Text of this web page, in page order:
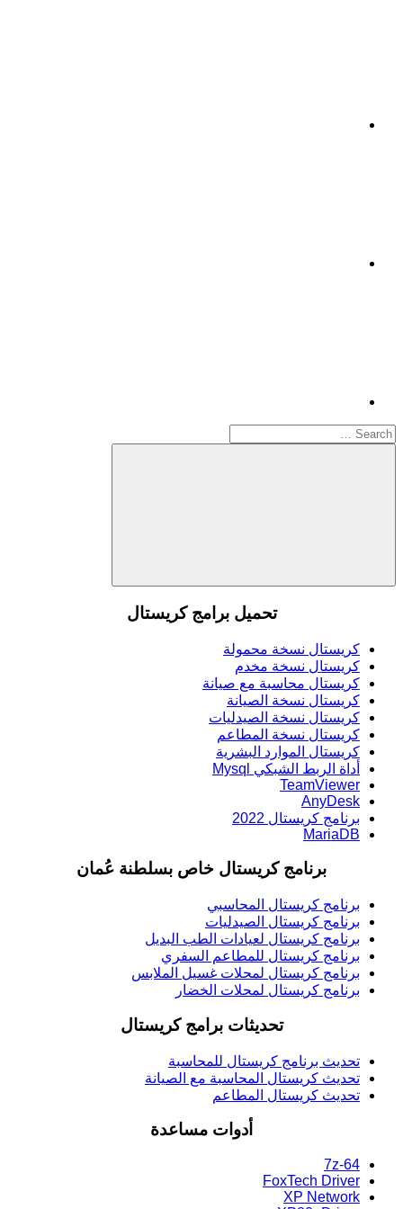
Search
for:
Search
تحميل برامج كريستال
كريستال نسخة محمولة
كريستال نسخة مخدم
كريستال محاسبة مع صيانة
كريستال نسخة الصيانة
كريستال نسخة الصيدليات
كريستال نسخة المطاعم
كريستال الموارد البشرية
أداة الربط الشبكي Mysql
TeamViewer
AnyDesk
برنامج كريستال 2022
MariaDB
برنامج كريستال خاص بسلطنة عُمان
برنامج كريستال المحاسبي
برنامج كريستال الصيدليات
برنامج كريستال لعيادات الطب البديل
برنامج كريستال للمطاعم السفري
برنامج كريستال لمحلات غسيل الملابس
برنامج كريستال لمحلات الخضار
تحديثات برامج كريستال
تحديث برنامج كريستال للمحاسبة
تحديث كريستال المحاسبة مع الصيانة
تحديث كريستال المطاعم
أدوات مساعدة
7z-64
FoxTech Driver
XP Network